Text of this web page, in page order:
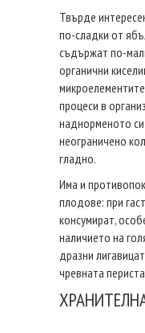
Твърде
по-сладки от
съдържат по-
органични
процеси в
наднорменото
неограничено
гладно.
Има и
плодове: при
консумират,
наличието на
дразни
чревната